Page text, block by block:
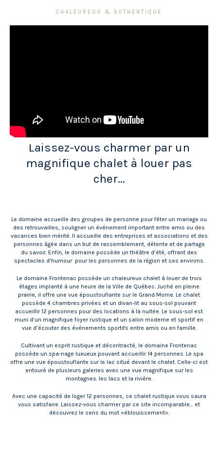
CHALEUREUX & AUTHENTIQUE
Laissez-vous charmer par un
magnifique chalet à louer pas
cher...
Le domaine accueille des groupes de personne pour fêter un mariage ou
des retrouvailles, souligner un événement important entre amis ou des
vacances bien mérité. Il accueille des entreprises et associations et des
personnes âgée dans un but de rassemblement, détente et de partage
du savoir. Enfin, le domaine possède un théâtre d’été, offrant des
spectacles d’humour pour les personnes de la région et ses environs.
Le domaine Frontenac possède un chaleureux chalet à louer de trois
étages implanté à une heure de la Ville de Québec. Juché en pleine
prairie, il offre une vue époustouflante sur le Grand Morne. Le chalet
possède 4 chambres privées et un divan-lit au sous-sol pouvant
accueillir 12 personnes pour des locations à la nuitée. Le sous-sol est
muni d’un magnifique foyer rustique et un salon moderne et sportif en
vue d’écouter des événements sportifs entre amis ou en famille.
Cultivant un esprit rustique et décontracté, le domaine Frontenac
possède un spa-nage luxueux pouvant accueillir 14 personnes. Le spa
offre une vue époustouflante sur le lac situé devant le chalet. Celle-ci est
entouré de plusieurs galeries avec une vue magnifique sur les
montagnes. les lacs et la rivière.
Avec une capacité de loger 12 personnes, ce chalet rustique vous saura
vous satisfaire. Laissez-vous charmer par ce site incomparable… et
découvrez le sens du mot «éblouissement».